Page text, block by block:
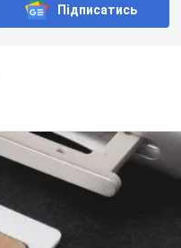
Підписатись